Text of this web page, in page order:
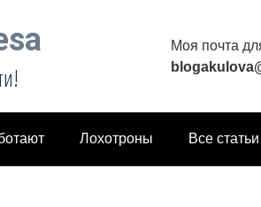
Моя почта
Лохотроны Все статьи